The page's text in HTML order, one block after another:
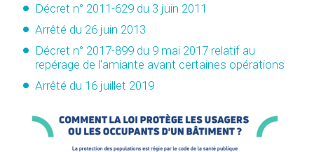
Décret n° 2011-629 du 3 juin 2011
Arrêté du 26 juin 2013
Décret n° 2017-899 du 9 mai 2017 relatif au
repérage de l'amiante avant certaines opérations
Arrêté du 16 juillet 2019